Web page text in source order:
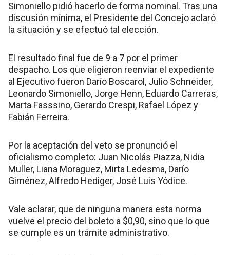
Simoniello pidió hacerlo de forma nominal. Tras una
discusión mínima, el Presidente del Concejo aclaró
la situación y se efectuó tal elección.
El resultado final fue de 9 a 7 por el primer
despacho. Los que eligieron reenviar el expediente
al Ejecutivo fueron Darío Boscarol, Julio Schneider,
Leonardo Simoniello, Jorge Henn, Eduardo Carreras,
Marta Fasssino, Gerardo Crespi, Rafael López y
Fabián Ferreira.
Por la aceptación del veto se pronunció el
oficialismo completo: Juan Nicolás Piazza, Nidia
Muller, Liana Moraguez, Mirta Ledesma, Darío
Giménez, Alfredo Hediger, José Luis Yódice.
Vale aclarar, que de ninguna manera esta norma
vuelve el precio del boleto a $0,90, sino que lo que
se cumple es un trámite administrativo.